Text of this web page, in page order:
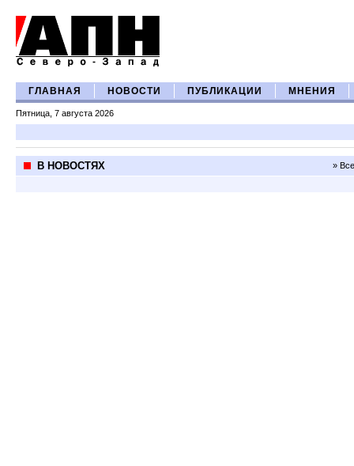
ГЛАВНАЯ НОВОСТИ ПУБЛИКАЦИИ МНЕНИЯ
Пятница, 7 августа 2026
В НОВОСТЯХ »